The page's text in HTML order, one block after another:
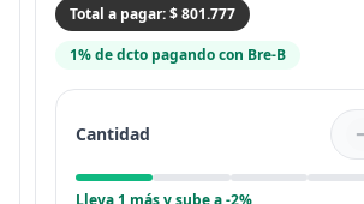
Total a pagar: $ 801.777
1% de dcto pagando con Bre-B
Cantidad